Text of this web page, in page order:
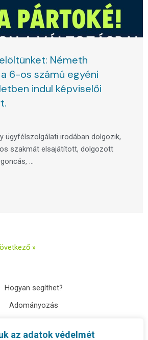
az adatok védelmét
Németh
6-os számú egyéni
indul képviselői
ügyfélszolgálati irodában dolgozik,
szakmát elsajátított, dolgozott
...
»
Hogyan segíthet?
Adományozás